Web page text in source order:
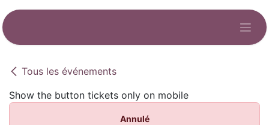
Se rendre au contenu
Tous les événements
Show the button tickets only on mobile
Annulé